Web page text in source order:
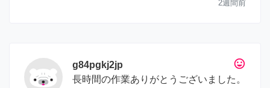
2週間前
tag_faces
g84pgkj2jp
長時間の作業ありがとうございました。